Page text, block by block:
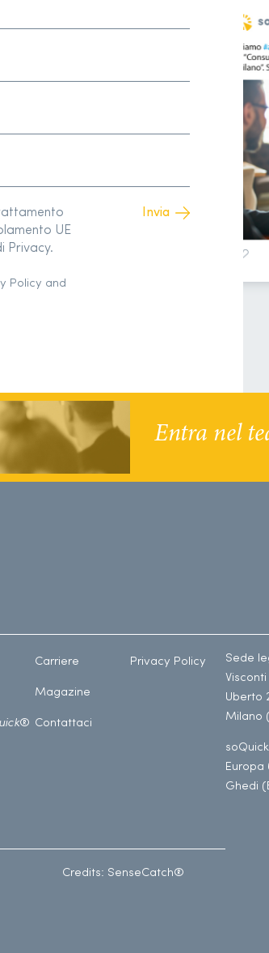
UE
Privacy.
Policy and
Entra nel
®
Carriere
Magazine
Contattaci
Privacy Policy
Sede
Uberto
Milano
Europa
Ghedi
Credits: SenseCatch®